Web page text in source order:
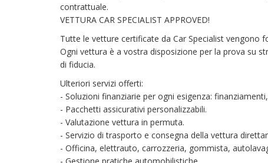
contrattuale.
VETTURA CAR SPECIALIST APPROVED!
Tutte le vetture certificate da Car Specialist vengono
Ogni vettura è a vostra disposizione per la prova su
di fiducia.
Ulteriori servizi offerti:
- Soluzioni finanziarie per ogni esigenza:
- Pacchetti assicurativi personalizzabili.
- Valutazione vettura in permuta.
- Servizio di trasporto e consegna della vettura
- Officina, elettrauto, carrozzeria, gommista,